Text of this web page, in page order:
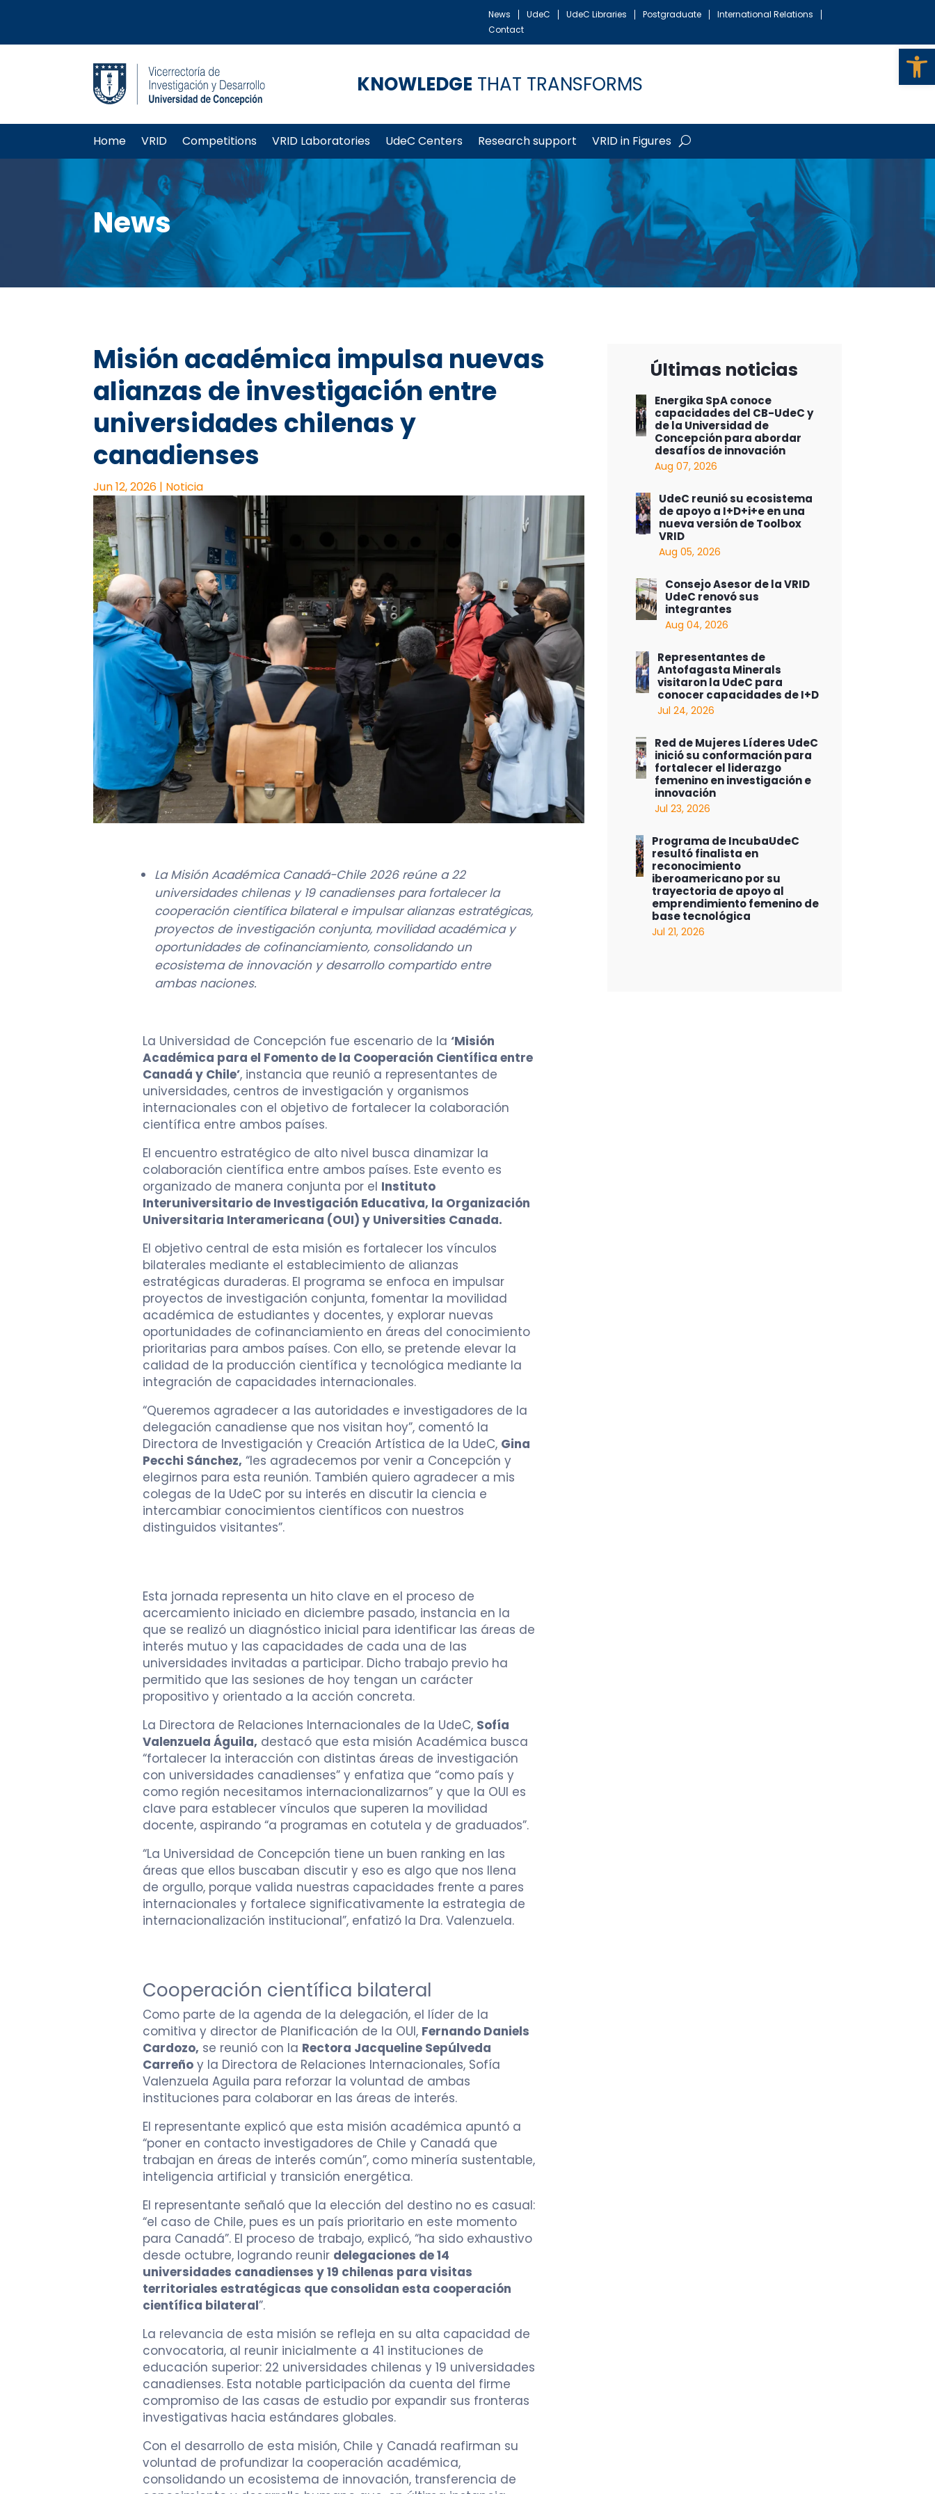
News UdeC UdeC Libraries Postgraduate
International Relations
Contact
KNOWLEDGE THAT TRANSFORMS
Home VRID Competitions VRID Laboratories UdeC Centers Research support VRID in Figures
News
Misión académica impulsa nuevas
alianzas de investigación entre
universidades chilenas y
canadienses
Jun 12, 2026 | Noticia
La Misión Académica Canadá-Chile 2026 reúne a 22
universidades chilenas y 19 canadienses para fortalecer la
cooperación científica bilateral e impulsar alianzas estratégicas,
proyectos de investigación conjunta, movilidad académica y
oportunidades de cofinanciamiento, consolidando un
ecosistema de innovación y desarrollo compartido entre
ambas naciones.
La Universidad de Concepción fue escenario de la ‘Misión
Académica para el Fomento de la Cooperación Científica entre
Canadá y Chile’, instancia que reunió a representantes de
universidades, centros de investigación y organismos
internacionales con el objetivo de fortalecer la colaboración
científica entre ambos países.
El encuentro estratégico de alto nivel busca dinamizar la
colaboración científica entre ambos países. Este evento es
organizado de manera conjunta por el Instituto
Interuniversitario de Investigación Educativa, la Organización
Universitaria Interamericana (OUI) y Universities Canada.
El objetivo central de esta misión es fortalecer los vínculos
bilaterales mediante el establecimiento de alianzas
estratégicas duraderas. El programa se enfoca en impulsar
proyectos de investigación conjunta, fomentar la movilidad
académica de estudiantes y docentes, y explorar nuevas
oportunidades de cofinanciamiento en áreas del conocimiento
prioritarias para ambos países. Con ello, se pretende elevar la
calidad de la producción científica y tecnológica mediante la
integración de capacidades internacionales.
“Queremos agradecer a las autoridades e investigadores de la
delegación canadiense que nos visitan hoy”, comentó la
Directora de Investigación y Creación Artística de la UdeC, Gina
Pecchi Sánchez, “les agradecemos por venir a Concepción y
elegirnos para esta reunión. También quiero agradecer a mis
colegas de la UdeC por su interés en discutir la ciencia e
intercambiar conocimientos científicos con nuestros
distinguidos visitantes”.
Esta jornada representa un hito clave en el proceso de
acercamiento iniciado en diciembre pasado, instancia en la
que se realizó un diagnóstico inicial para identificar las áreas de
interés mutuo y las capacidades de cada una de las
universidades invitadas a participar. Dicho trabajo previo ha
permitido que las sesiones de hoy tengan un carácter
propositivo y orientado a la acción concreta.
La Directora de Relaciones Internacionales de la UdeC, Sofía
Valenzuela Águila, destacó que esta misión Académica busca
“fortalecer la interacción con distintas áreas de investigación
con universidades canadienses” y enfatiza que “como país y
como región necesitamos internacionalizarnos” y que la OUI es
clave para establecer vínculos que superen la movilidad
docente, aspirando “a programas en cotutela y de graduados”.
“La Universidad de Concepción tiene un buen ranking en las
áreas que ellos buscaban discutir y eso es algo que nos llena
de orgullo, porque valida nuestras capacidades frente a pares
internacionales y fortalece significativamente la estrategia de
internacionalización institucional”, enfatizó la Dra. Valenzuela.
Cooperación científica bilateral
Como parte de la agenda de la delegación, el líder de la
comitiva y director de Planificación de la OUI, Fernando Daniels
Cardozo, se reunió con la Rectora Jacqueline Sepúlveda
Carreño y la Directora de Relaciones Internacionales, Sofía
Valenzuela Aguila para reforzar la voluntad de ambas
instituciones para colaborar en las áreas de interés.
El representante explicó que esta misión académica apuntó a
“poner en contacto investigadores de Chile y Canadá que
trabajan en áreas de interés común”, como minería sustentable,
inteligencia artificial y transición energética.
El representante señaló que la elección del destino no es casual:
“el caso de Chile, pues es un país prioritario en este momento
para Canadá”. El proceso de trabajo, explicó, “ha sido exhaustivo
desde octubre, logrando reunir delegaciones de 14
universidades canadienses y 19 chilenas para visitas
territoriales estratégicas que consolidan esta cooperación
científica bilateral”.
La relevancia de esta misión se refleja en su alta capacidad de
convocatoria, al reunir inicialmente a 41 instituciones de
educación superior: 22 universidades chilenas y 19 universidades
canadienses. Esta notable participación da cuenta del firme
compromiso de las casas de estudio por expandir sus fronteras
investigativas hacia estándares globales.
Con el desarrollo de esta misión, Chile y Canadá reafirman su
voluntad de profundizar la cooperación académica,
consolidando un ecosistema de innovación, transferencia de
Últimas noticias
Energika SpA conoce
capacidades del CB-UdeC y
de la Universidad de
Concepción para abordar
desafíos de innovación
Aug 07, 2026
UdeC reunió su ecosistema
de apoyo a I+D+i+e en una
nueva versión de Toolbox
VRID
Aug 05, 2026
Consejo Asesor de la VRID
UdeC renovó sus
integrantes
Aug 04, 2026
Representantes de
Antofagasta Minerals
visitaron la UdeC para
conocer capacidades de I+D
Jul 24, 2026
Red de Mujeres Líderes UdeC
inició su conformación para
fortalecer el liderazgo
femenino en investigación e
innovación
Jul 23, 2026
Programa de IncubaUdeC
resultó finalista en
reconocimiento
iberoamericano por su
trayectoria de apoyo al
emprendimiento femenino de
base tecnológica
Jul 21, 2026